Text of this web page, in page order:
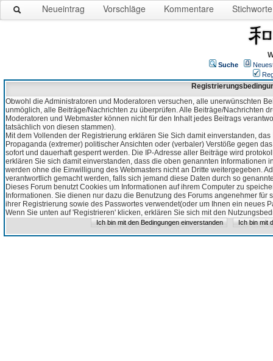
Neueintrag Vorschläge Kommentare Stichworte
Suche
Obwohl die Administratoren und Moderatoren versuchen, alle unerwünschten
unmöglich, alle Beiträge/Nachrichten zu überprüfen. Alle Beiträge/Nachrichten
Moderatoren und Webmaster können nicht für den Inhalt jedes Beitrags
tatsächlich von diesen stammen).
Mit dem Vollenden der Registrierung erklären Sie Sich damit einverstanden,
Propaganda (extremer) politischer Ansichten oder (verbaler) Verstöße gegen
sofort und dauerhaft gesperrt werden. Die IP-Adresse aller Beiträge wird
erklären Sie sich damit einverstanden, dass die oben genannten Informationen
werden ohne die Einwilligung des Webmasters nicht an Dritte weitergegeben.
verantwortlich gemacht werden, falls sich jemand diese Daten durch so
Dieses Forum benutzt Cookies um Informationen auf ihrem Computer zu
Informationen. Sie dienen nur dazu die Benutzung des Forums angenehmer
ihrer Registrierung sowie des Passwortes verwendet(oder um Ihnen ein neues
Wenn Sie unten auf 'Registrieren' klicken, erklären Sie sich mit den